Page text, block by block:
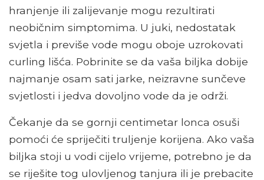
hranjenje ili zalijevanje mogu rezultirati
neobičnim simptomima. U juki, nedostatak
svjetla i previše vode mogu oboje uzrokovati
curling lišća. Pobrinite se da vaša biljka dobije
najmanje osam sati jarke, neizravne sunčeve
svjetlosti i jedva dovoljno vode da je održi.
Čekanje da se gornji centimetar lonca osuši
pomoći će spriječiti truljenje korijena. Ako vaša
biljka stoji u vodi cijelo vrijeme, potrebno je da
se riješite tog ulovljenog tanjura ili je prebacite